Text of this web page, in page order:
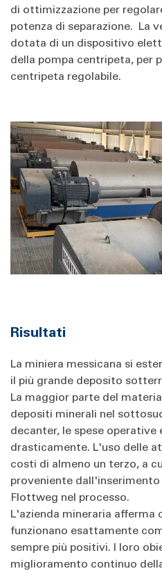
di ottimizzazione per
potenza di separazione. La
dotata di un dispositivo
della pompa centripeta, per
centripeta regolabile.
Risultati
La miniera messicana si
il più grande deposito
La maggior parte del
depositi minerali nel
decanter, le spese
drasticamente. L'uso delle
costi di almeno un terzo, a
proveniente
Flottweg nel processo.
L'azienda mineraria afferma
funzionano esattamente
sempre più positivi. I loro
miglioramento continuo